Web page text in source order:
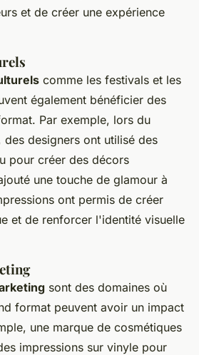
et de créer une expérience
comme les festivals et les
également bénéficier des
Par exemple, lors du
des designers ont utilisé des
pour créer des décors
une touche de glamour à
ont permis de créer
et de renforcer l'identité visuelle
sont des domaines où
format peuvent avoir un impact
une marque de cosmétiques
impressions sur vinyle pour